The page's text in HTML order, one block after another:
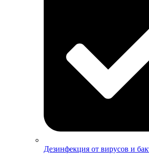
Дезинфекция от вирусов и